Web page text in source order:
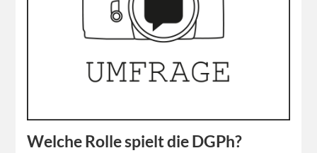
Welche Rolle spielt die DGPh?